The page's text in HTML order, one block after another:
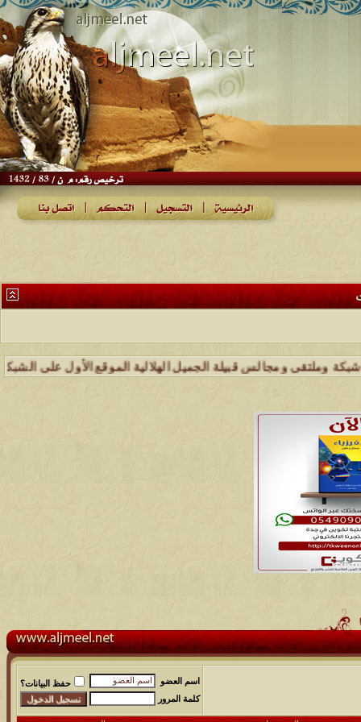
ومجالس قبيلة الجميل الهلالية الموقع الأول على الشبكة
اسم العضو
حفظ البيانات؟
كلمة المرور